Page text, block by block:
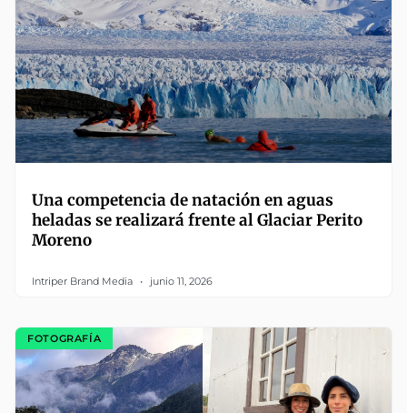
Una competencia de natación en aguas
heladas se realizará frente al Glaciar Perito
Moreno
Intriper Brand Media junio 11, 2026
FOTOGRAFÍA